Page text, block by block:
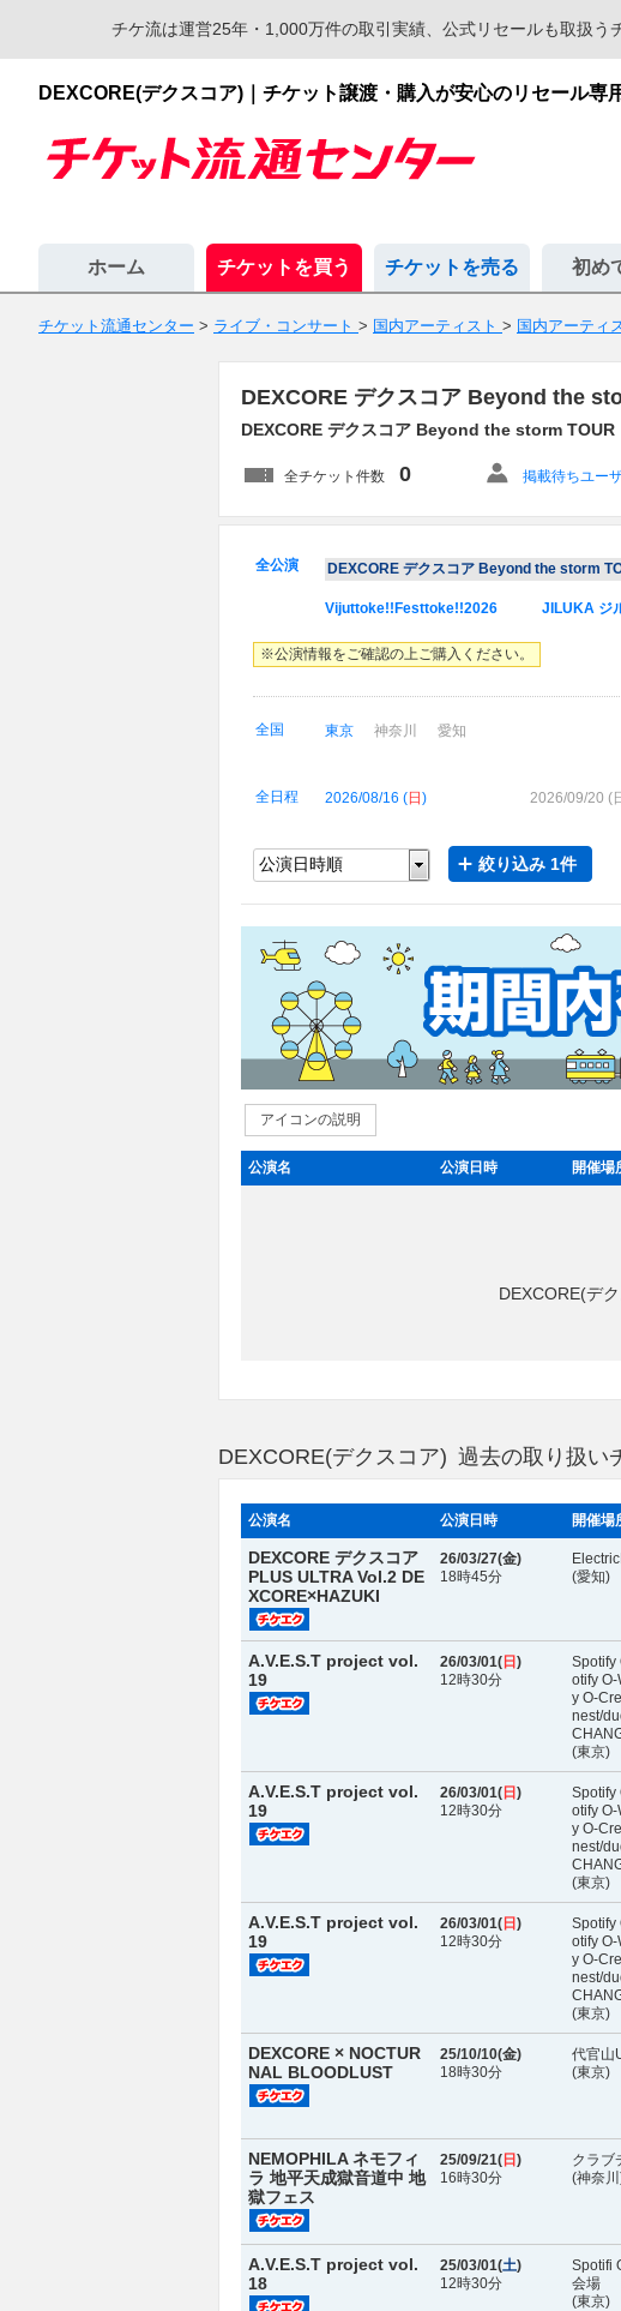
チケ流は運営25年・1,000万件の取引実績、公式リセールも取扱う
DEXCORE(デクスコア)｜チケット譲渡・購入が安心のリセール専
ホーム チケットを買う チケットを売る 初め
チケット流通センター > ライブ・コンサート > 国内アーティスト > 国内アーティ
DEXCORE デクスコア Beyond the
DEXCORE デクスコア Beyond the storm TOUR
全チケット件数 0 掲載待ちユー
全公演 DEXCORE デクスコア Beyond the storm
Vijuttoke!!Festtoke!!2026 JILUKA ジ
※公演情報をご確認の上ご購入ください。
全国 東京 神奈川 愛知
全日程 2026/08/16 (日 ) 2026/09/20 (
絞り込み 1件
アイコンの説明
公演名 公演日時 開催場
DEXCORE(デ
DEXCORE(デクスコア) 過去の取り扱い
公演名 公演日時 開催場
DEXCORE デクスコア
PLUS ULTRA Vol.2 DE
XCORE×HAZUKI
26/03/27(金)
18時45分
(愛知)
A.V.E.S.T project vol.
19
26/03/01( 日 )
12時30分
Spotify
otify O-
y O-
nest/
(東京)
A.V.E.S.T project vol.
19
26/03/01( 日 )
12時30分
Spotify
otify O-
y O-
nest/
(東京)
A.V.E.S.T project vol.
19
26/03/01( 日 )
12時30分
Spotify
otify O-
y O-
nest/
(東京)
DEXCORE × NOCTUR
NAL BLOODLUST
25/10/10(金)
18時30分
代官山
(東京)
NEMOPHILA ネモフィ
ラ 地平天成獄音道中 地
獄フェス
25/09/21( 日 )
16時30分
クラブ
(神奈
A.V.E.S.T project vol.
18
25/03/01(土)
12時30分
Spotifi
会場
(東京)